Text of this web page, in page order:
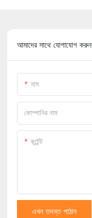
আমাদের সাথে যোগাযোগ করুন
নাম
কোম্পানির নাম
কন্টেন্ট
এখন তদন্ত পাঠান